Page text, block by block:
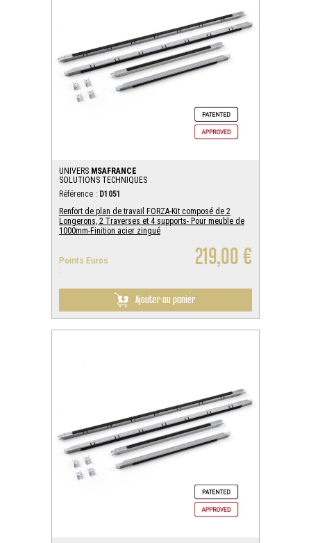
UNIVERS MSAFRANCE
SOLUTIONS TECHNIQUES
Référence : D1051
Renfort de plan de travail FORZA-Kit composé de 2
Longerons, 2 Traverses et 4 supports- Pour meuble de
1000mm-Finition acier zingué
Points Euros
:
219,00 €
Ajouter au panier